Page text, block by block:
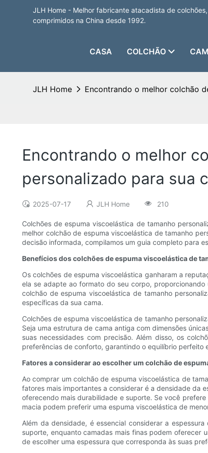
JLH Home - Melhor fabricante atacadista de
comprimidos na China desde 1992.
CASA COLCHÃO
JLH Home Encontrando o melhor colchão
Encontrando o melhor
personalizado para sua
2025-07-17 JLH Home 210
Colchões de espuma viscoelástica de tamanho
melhor colchão de espuma viscoelástica de tamanho
decisão informada, compilamos um guia completo para
Benefícios dos colchões de espuma viscoelástica de
Os colchões de espuma viscoelástica ganharam a
ela se adapte ao formato do seu corpo,
colchão de espuma viscoelástica de tamanho
específicas da sua cama.
Colchões de espuma viscoelástica de tamanho
Seja uma estrutura de cama antiga com dimensões
suas necessidades com precisão. Além disso, os
preferências de conforto, garantindo o equilíbrio perfeito
Fatores a considerar ao escolher um colchão de
Ao comprar um colchão de espuma viscoelástica de
fatores mais importantes a considerar é a densidade da
oferecendo mais durabilidade e suporte. Se você
macia podem preferir uma espuma viscoelástica de
Além da densidade, é essencial considerar a
suporte, enquanto camadas mais finas podem oferecer
de escolher uma espessura que corresponda às suas